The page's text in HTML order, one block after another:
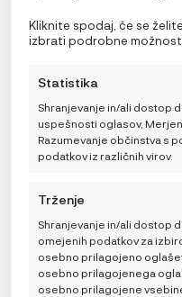
tehnologije nam in našim
osebnih podatkov, kot so
identifikatorji na tem
funkcije in funkcije.
Kliknite spodaj, če se
izbrati podrobne
uporabite preklopna
kliknete gumb za
Statistika
Shranjevanje in/ali dostop
uspešnosti oglasov,
Razumevanje občinstva s
podatkov iz različnih virov.
Trženje
Shranjevanje in/ali dostop
omejenih podatkov za
osebno prilagojeno
osebno prilagojenega
osebno prilagojene
Ergobaby